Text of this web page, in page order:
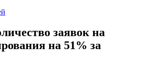
заявок на
на 51% за